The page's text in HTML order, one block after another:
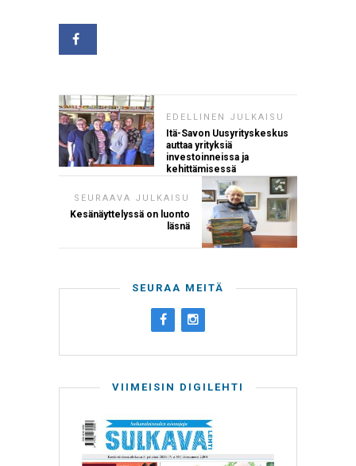
EDELLINEN JULKAISU
Itä-Savon Uusyrityskeskus
auttaa yrityksiä
investoinneissa ja
kehittämisessä
SEURAAVA JULKAISU
Kesänäyttelyssä on luonto
läsnä
SEURAA MEITÄ
VIIMEISIN DIGILEHTI